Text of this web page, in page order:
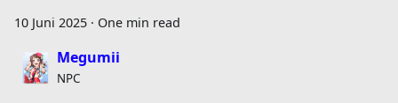
10 Juni 2025 · One min read
Megumii
NPC